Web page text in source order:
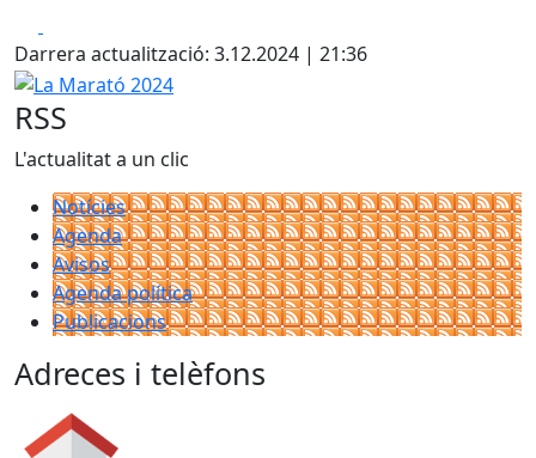
Darrera actualització: 3.12.2024 | 21:36
La Marató 2024
RSS
L'actualitat a un clic
Notícies
Agenda
Avisos
Agenda política
Publicacions
Adreces i telèfons